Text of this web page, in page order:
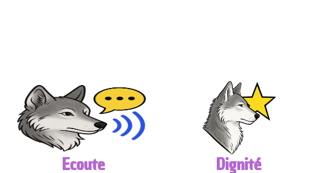
Ecoute Dignité